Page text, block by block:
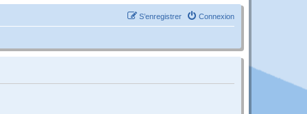
Connexion
S’enregistrer